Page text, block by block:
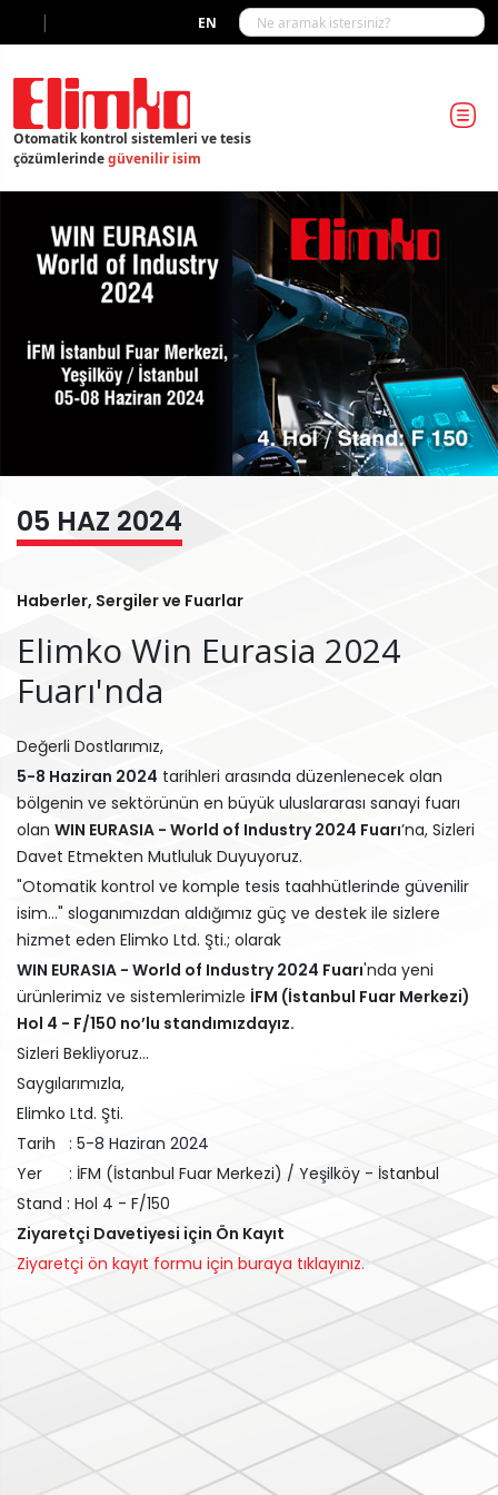
EN
|
Otomatik kontrol sistemleri ve tesis
çözümlerindegüvenilir isim
05 HAZ 2024
Haberler, Sergiler ve Fuarlar
Elimko Win Eurasia 2024
Fuarı'nda
Değerli Dostlarımız,
5-8 Haziran 2024 tarihleri arasında düzenlenecek olan
bölgenin ve sektörünün en büyük uluslararası sanayi fuarı
olan WIN EURASIA - World of Industry 2024 Fuarı’na, Sizleri
Davet Etmekten Mutluluk Duyuyoruz.
"Otomatik kontrol ve komple tesis taahhütlerinde güvenilir
isim..." sloganımızdan aldığımız güç ve destek ile sizlere
hizmet eden Elimko Ltd. Şti.; olarak
WIN EURASIA - World of Industry 2024 Fuarı'nda yeni
ürünlerimiz ve sistemlerimizle İFM (İstanbul Fuar Merkezi)
Hol 4 - F/150 no’lu standımızdayız.
Sizleri Bekliyoruz...
Saygılarımızla,
Elimko Ltd. Şti.
Tarih : 5-8 Haziran 2024
Yer : İFM (İstanbul Fuar Merkezi) / Yeşilköy - İstanbul
Stand : Hol 4 - F/150
Ziyaretçi Davetiyesi için Ön Kayıt
Ziyaretçi ön kayıt formu için buraya tıklayınız.